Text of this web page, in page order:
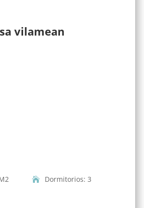
vilamean
Dormitorios: 3